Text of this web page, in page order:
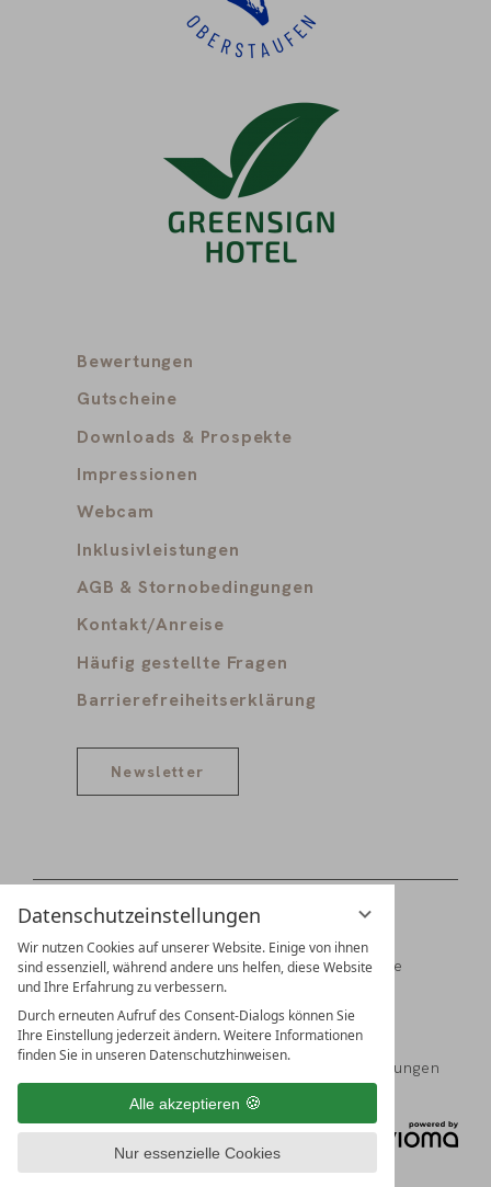
Datenschutzeinstellungen
Wir nutzen Cookies auf unserer Website. Einige von ihnen
sind essenziell, während andere uns helfen, diese Website
und Ihre Erfahrung zu verbessern.
Durch erneuten Aufruf des Consent-Dialogs können Sie
Ihre Einstellung jederzeit ändern. Weitere Informationen
finden Sie in unseren Datenschutzhinweisen.
Alle akzeptieren
Nur essenzielle Cookies
Bewertungen
Gutscheine
Downloads & Prospekte
Impressionen
Webcam
Inklusivleistungen
AGB & Stornobedingungen
Kontakt/Anreise
Häufig gestellte Fragen
Barrierefreiheitserklärung
Newsletter
Digitale GästemappeJobsPartnerPresse
Familien Schädler & Burkhart
Datenschutzeinstellungen